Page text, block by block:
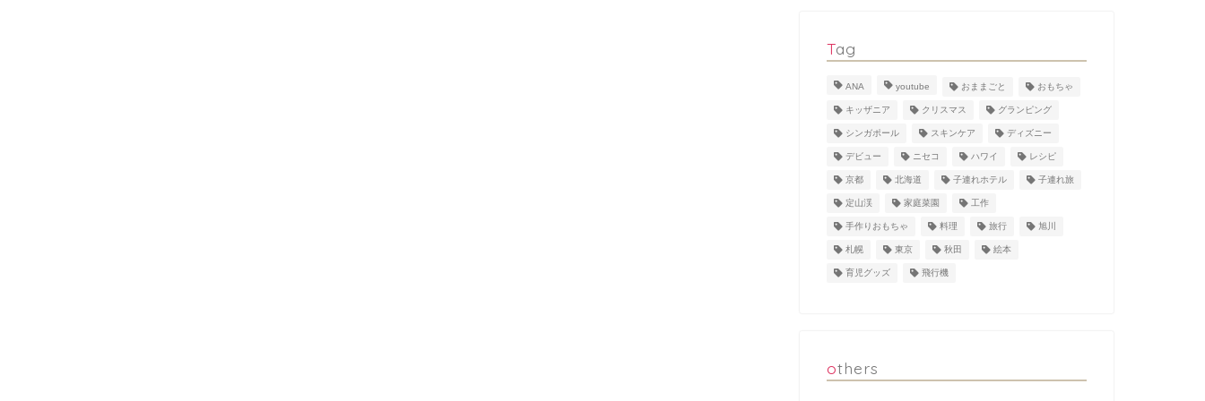
Tag
ANA youtube おままごと おもちゃ
キッザニア クリスマス グランピング
シンガポール スキンケア ディズニー
デビュー ニセコ ハワイ レシピ
京都 北海道 子連れホテル 子連れ旅
定山渓 家庭菜園 工作
手作りおもちゃ 料理 旅行 旭川
札幌 東京 秋田 絵本
育児グッズ 飛行機
others